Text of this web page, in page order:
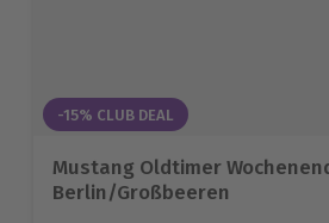
-15% CLUB DEAL
Mustang Oldtimer
Berlin/Großbeeren